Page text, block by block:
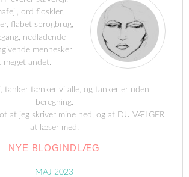
ord floskler,
flabet sprogbrug,
nedladende
mennesker
meget andet.
tanker tænker vi alle, og tanker er uden
beregning.
at jeg skriver mine ned, og at DU VÆLGER
at læser med.
NYE BLOGINDLÆG
MAJ 2023